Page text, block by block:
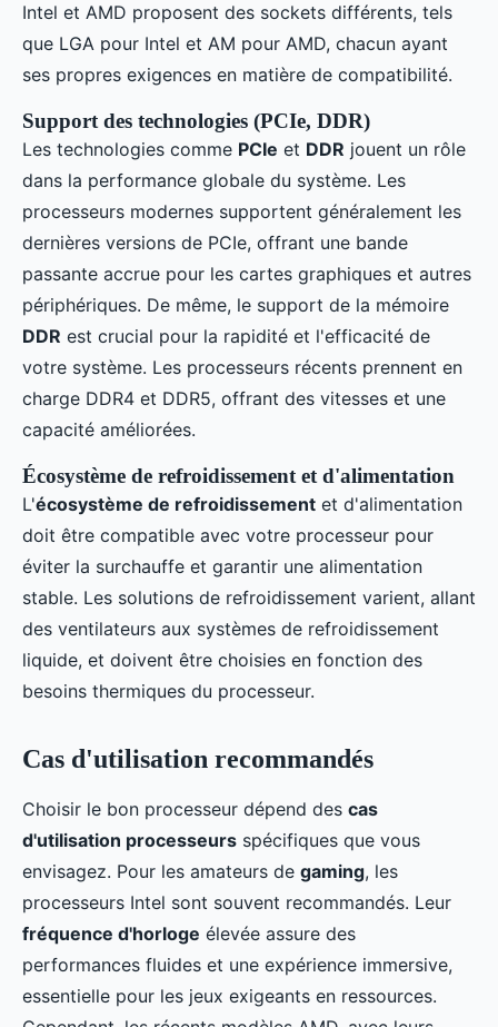
Intel et AMD proposent des sockets différents, tels
que LGA pour Intel et AM pour AMD, chacun ayant
ses propres exigences en matière de compatibilité.
Support des technologies (PCIe, DDR)
Les technologies comme PCIe et DDR jouent un rôle
dans la performance globale du système. Les
processeurs modernes supportent généralement les
dernières versions de PCIe, offrant une bande
passante accrue pour les cartes graphiques et autres
périphériques. De même, le support de la mémoire
DDR est crucial pour la rapidité et l'efficacité de
votre système. Les processeurs récents prennent en
charge DDR4 et DDR5, offrant des vitesses et une
capacité améliorées.
Écosystème de refroidissement et d'alimentation
L'écosystème de refroidissement et d'alimentation
doit être compatible avec votre processeur pour
éviter la surchauffe et garantir une alimentation
stable. Les solutions de refroidissement varient, allant
des ventilateurs aux systèmes de refroidissement
liquide, et doivent être choisies en fonction des
besoins thermiques du processeur.
Cas d'utilisation recommandés
Choisir le bon processeur dépend des cas
d'utilisation processeurs spécifiques que vous
envisagez. Pour les amateurs de gaming, les
processeurs Intel sont souvent recommandés. Leur
fréquence d'horloge élevée assure des
performances fluides et une expérience immersive,
essentielle pour les jeux exigeants en ressources.